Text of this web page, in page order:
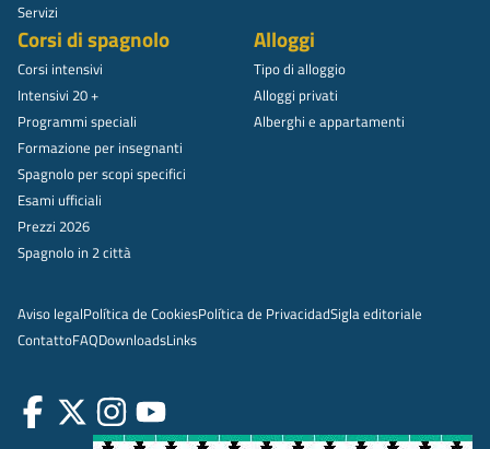
Servizi
Corsi di spagnolo
Corsi intensivi
Intensivi 20 +
Programmi speciali
Formazione per insegnanti
Spagnolo per scopi specifici
Esami ufficiali
Prezzi 2026
Spagnolo in 2 città
Alloggi
Tipo di alloggio
Alloggi privati
Alberghi e appartamenti
Aviso legalPolítica de CookiesPolítica de PrivacidadSigla editoriale
ContattoFAQDownloadsLinks